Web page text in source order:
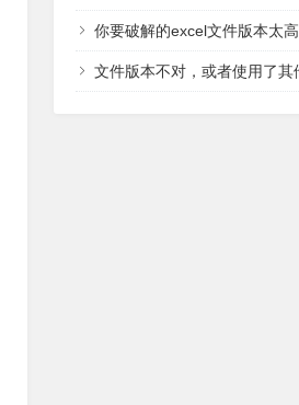
你要破解的excel文件版本太高（可能是office 2007以上的创建），
文件版本不对，或者使用了其他高